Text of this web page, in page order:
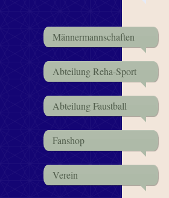
Männermannschaften
Abteilung Reha-Sport
Abteilung Faustball
Fanshop
Verein